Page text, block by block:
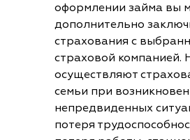
оформлении займа вы
дополнительно
страхования с
страховой
осуществляют
семьи при
непредвиденных
потеря